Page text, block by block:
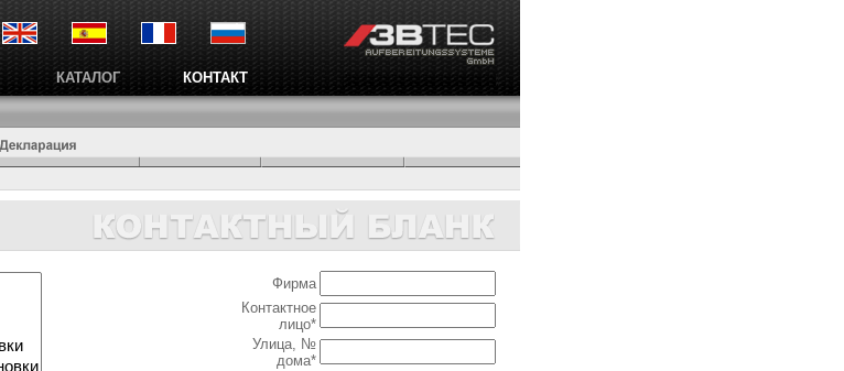
КАТАЛОГ КОНТАКТ
Фирма
Контактное
лицо*
Улица, №
дома*